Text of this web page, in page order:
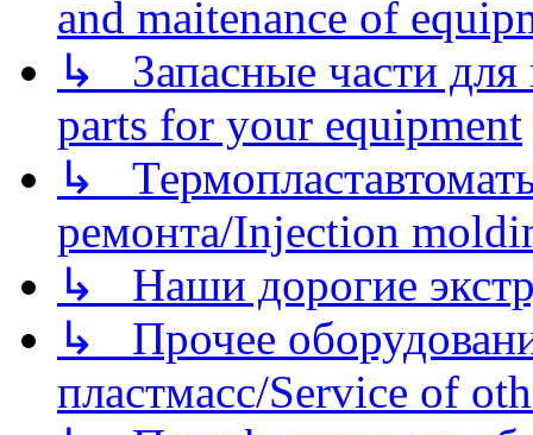
and maitenance of
↳ Запасные части для
parts for your equipment
↳
ремонта/Injection
↳ Наши дорогие
↳ Прочее
пластмасс/Service of